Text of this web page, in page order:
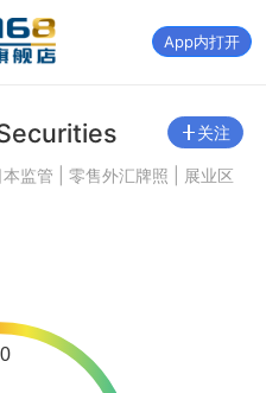
App内打开
关注
监管 | 零售外汇牌照 | 展业区